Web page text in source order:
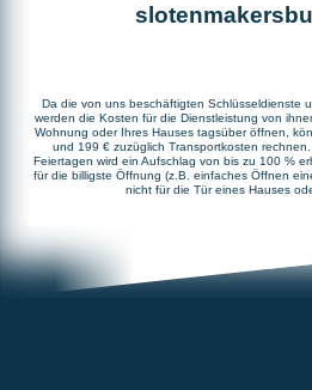
Da die von uns beschäftigten Schlüsseldienste
werden die Kosten für die Dienstleistung von
Wohnung oder Ihres Hauses tagsüber öffnen,
und 199 € zuzüglich Transportkosten
Feiertagen wird ein Aufschlag von bis zu 100 %
für die billigste Öffnung (z.B. einfaches Öffnen
nicht für die Tür eines Hauses